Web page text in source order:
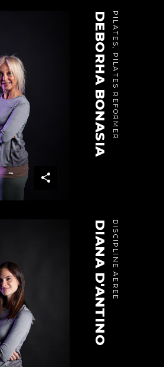
PILATES, PILATES REFORMER
DEBORHA BONASIA
DISCIPLINE AEREE
DIANA D'ANTINO